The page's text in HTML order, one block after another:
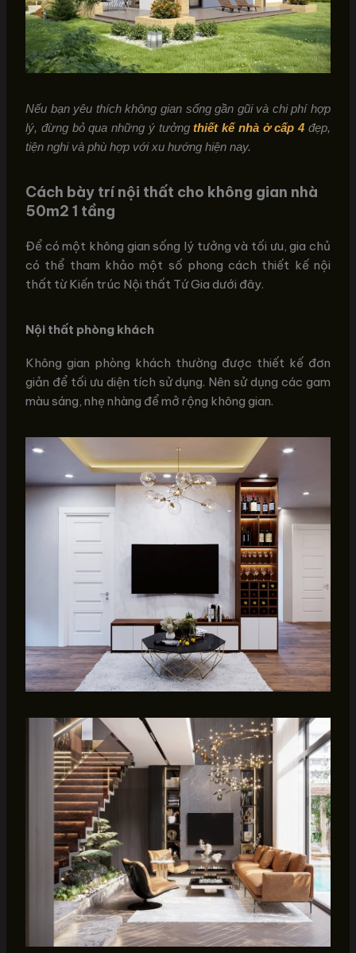
Nếu bạn yêu thích không gian sống gần gũi và chi phí hợp
lý, đừng bỏ qua những ý tưởngthiết kế nhà ở cấp 4 đẹp,
tiện nghi và phù hợp với xu hướng hiện nay.
Cách bày trí nội thất cho không gian nhà
50m2 1 tầng
Để có một không gian sống lý tưởng và tối ưu, gia chủ
có thể tham khảo một số phong cách thiết kế nội
thất từ Kiến trúc Nội thất Tứ Gia dưới đây.
Nội thất phòng khách
Không gian phòng khách thường được thiết kế đơn
giản để tối ưu diện tích sử dụng. Nên sử dụng các gam
màu sáng, nhẹ nhàng để mở rộng không gian.